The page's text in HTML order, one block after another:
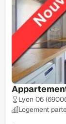
Lyon 06
Logement